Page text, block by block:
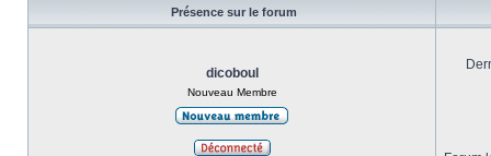
Présence sur le forum
dicoboul
Nouveau Membre